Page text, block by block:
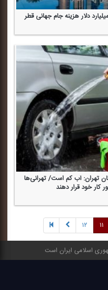
تهران: آب كم است/ تهرانی‌ها
كار خود قرار دهند
۱۱ ۱۲
اسلامی ایران است